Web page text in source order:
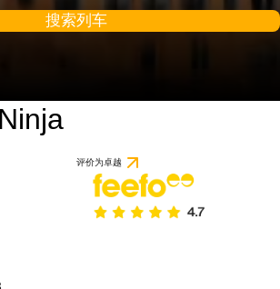
搜索列车
评价为卓越